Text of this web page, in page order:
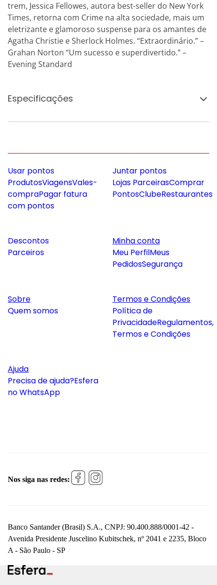
trem, Jessica Fellowes, autora best-seller do New York
Times, retorna com Crime na alta sociedade, mais um
eletrizante e glamoroso suspense para os amantes de
Agatha Christie e Sherlock Holmes. “Extraordinário.” –
Grahan Norton “Um sucesso e superdivertido.” –
Evening Standard
Especificações
Usar pontos
ProdutosViagensVales-
compraPagar fatura
com pontos
Juntar pontos
Lojas ParceirasComprar
PontosClubeRestaurantes
Descontos
Parceiros
Minha conta
Meu PerfilMeus
PedidosSegurança
Sobre
Quem somos
Termos e Condições
Política de
PrivacidadeRegulamentos,
Termos e Condições
Ajuda
Precisa de ajuda?Esfera
no WhatsApp
Nos siga nas redes:
Banco Santander (Brasil) S.A., CNPJ: 90.400.888/0001-42 -
Avenida Presidente Juscelino Kubitschek, nº 2041 e 2235, Bloco
A - São Paulo - SP